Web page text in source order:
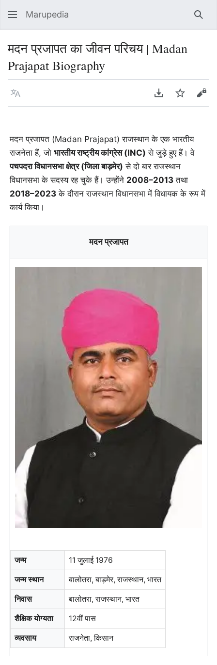
Marupedia
मदन प्रजापत का जीवन परिचय | Madan
Prajapat Biography
Language Download PDF
Watch
मदन प्रजापत (Madan Prajapat) राजस्थान के एक भारतीय
राजनेता हैं, जो भारतीय राष्ट्रीय कांग्रेस (INC) से जुड़े हुए हैं। वे
पचपदरा विधानसभा क्षेत्र (जिला बाड़मेर) से दो बार राजस्थान
विधानसभा के सदस्य रह चुके हैं। उन्होंने 2008–2013 तथा
2018–2023 के दौरान राजस्थान विधानसभा में विधायक के रूप में
कार्य किया।
मदन प्रजापत
जन्म 11 जुलाई 1976
जन्म स्थान बालोतरा, बाड़मेर, राजस्थान, भारत
निवास बालोतरा, राजस्थान, भारत
शैक्षिक योग्यता 12वीं पास
व्यवसाय राजनेता, किसान